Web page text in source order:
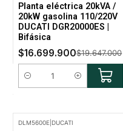
Planta eléctrica 20kVA /
20kW gasolina 110/220V
DUCATI DGR20000ES |
Bifásica
$16.699.900$19.647.000
Cantidad
DLM5600E DUCATI